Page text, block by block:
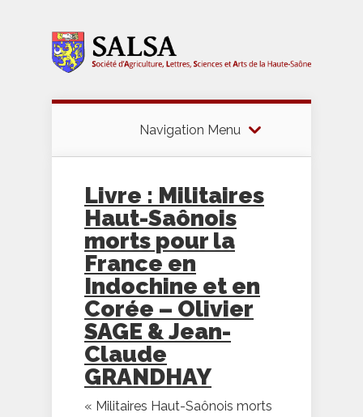
Navigation Menu
Livre : Militaires
Haut-Saônois
morts pour la
France en
Indochine et en
Corée – Olivier
SAGE & Jean-
Claude
GRANDHAY
« Militaires Haut-Saônois morts